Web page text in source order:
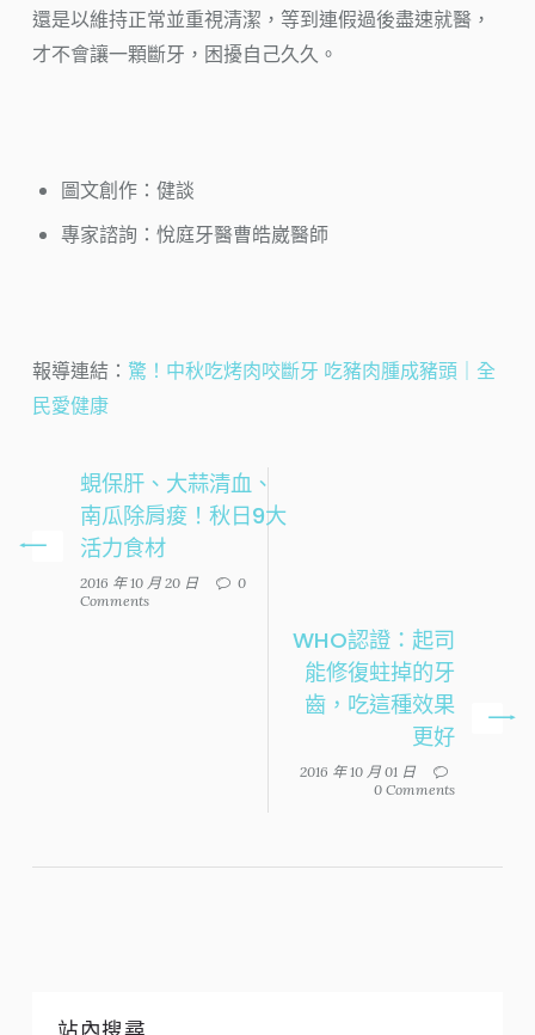
還是以維持正常並重視清潔，等到連假過後盡速就醫，
才不會讓一顆斷牙，困擾自己久久。
圖文創作：健談
專家諮詢：悅庭牙醫曹皓崴醫師
報導連結： 驚！中秋吃烤肉咬斷牙 吃豬肉腫成豬頭｜全
民愛健康
蜆保肝、大蒜清血、
南瓜除肩痠！秋日9大
活力食材
2016 年 10 月 20 日
0
Comments
WHO認證：起司
能修復蛀掉的牙
齒，吃這種效果
更好
2016 年 10 月 01 日
0 Comments